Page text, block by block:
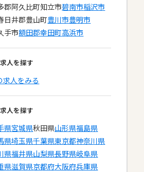
郡阿久比町知立市碧南市稲沢市
日井郡豊山町豊川市豊明市
手市額田郡幸田町高浜市
人を探す
求人をみる
人を探す
県宮城県秋田県山形県福島県
県埼玉県千葉県東京都神奈川県
県福井県山梨県長野県岐阜県
県滋賀県京都府大阪府兵庫県